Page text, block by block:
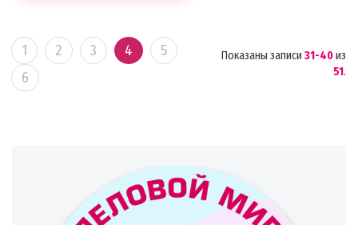
1 2 3 4
5
6
Показаны записи 31-40из
51.